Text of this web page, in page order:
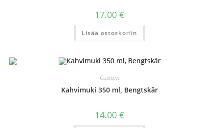
17.00 €
Lisää ostoskoriin
Custom
Kahvimuki 350 ml, Bengtskär
14.00 €